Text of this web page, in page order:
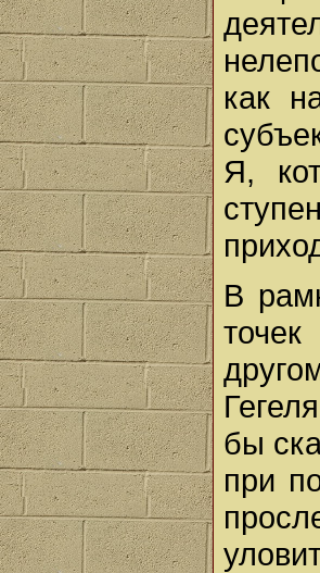
как
Я,
В
бы
при